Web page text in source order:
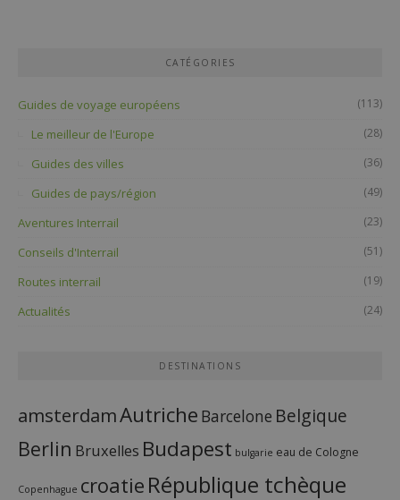
CATÉGORIES
Guides de voyage européens (113)
Le meilleur de l'Europe (28)
Guides des villes (36)
Guides de pays/région (49)
Aventures Interrail (23)
Conseils d'Interrail (51)
Routes interrail (19)
Actualités (24)
DESTINATIONS
amsterdamAutriche Barcelone Belgique
Berlin Bruxelles Budapest bulgarie eau de Cologne
Copenhague croatie République tchèque